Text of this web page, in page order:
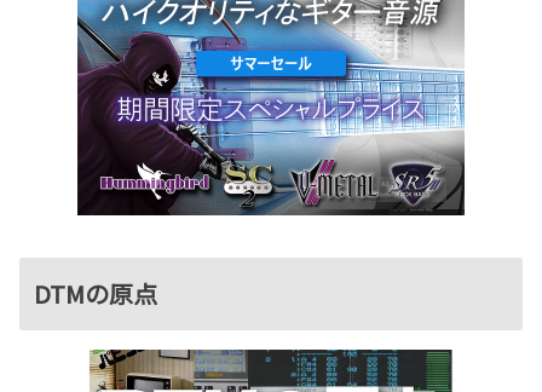
DTMの原点